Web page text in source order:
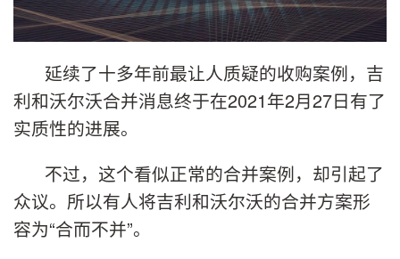
延续了十多年前最让人质疑的收购案例，吉
利和沃尔沃合并消息终于在2021年2月27日有了
实质性的进展。
不过，这个看似正常的合并案例，却引起了
众议。所以有人将吉利和沃尔沃的合并方案形
容为“合而不并”。